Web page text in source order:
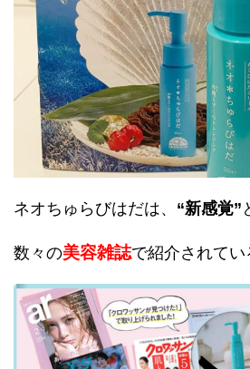
ネオちゅらびはだは、 “新感覚”
数々の美容雑誌で紹介されて